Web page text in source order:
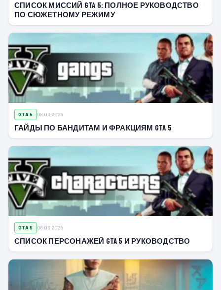
СПИСОК МИССИЙ GTA 5: ПОЛНОЕ РУКОВОДСТВО
ПО СЮЖЕТНОМУ РЕЖИМУ
GTA 5 08.03.2026
ГАЙДЫ ПО БАНДИТАМ И ФРАКЦИЯМ GTA 5
GTA 5 08.03.2026
СПИСОК ПЕРСОНАЖЕЙ GTA 5 И РУКОВОДСТВО